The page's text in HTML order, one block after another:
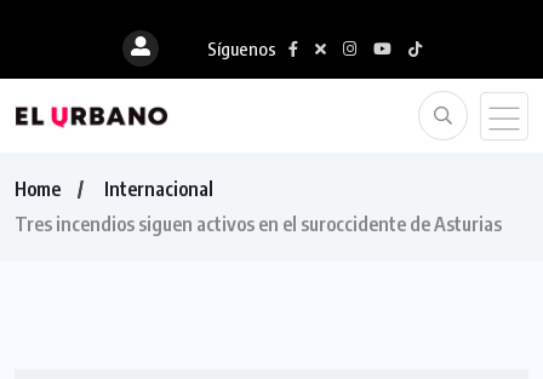
Síguenos
Home
Internacional
Tres incendios siguen activos en el suroccidente de Asturias